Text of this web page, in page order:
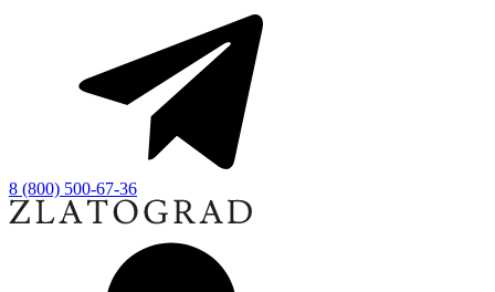
8 (800) 500-67-36